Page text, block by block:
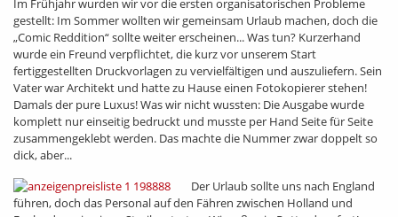
Im Frühjahr wurden wir vor die ersten organisatorischen Probleme
gestellt: Im Sommer wollten wir gemeinsam Urlaub machen, doch die
„Comic Reddition“ sollte weiter erscheinen... Was tun? Kurzerhand
wurde ein Freund verpflichtet, die kurz vor unserem Start
fertiggestellten Druckvorlagen zu vervielfältigen und auszuliefern. Sein
Vater war Architekt und hatte zu Hause einen Fotokopierer stehen!
Damals der pure Luxus! Was wir nicht wussten: Die Ausgabe wurde
komplett nur einseitig bedruckt und musste per Hand Seite für Seite
zusammengeklebt werden. Das machte die Nummer zwar doppelt so
dick, aber...
Der Urlaub sollte uns nach England
führen, doch das Personal auf den Fähren zwischen Holland und